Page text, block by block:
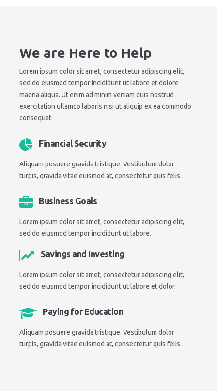
We are Here to Help
Lorem ipsum dolor sit amet, consectetur adipiscing elit,
sed do eiusmod tempor incididunt ut labore et dolore
magna aliqua. Ut enim ad minim veniam quis nostrud
exercitation ullamco laboris nisi ut aliquip ex ea commodo
consequat.
Financial Security
Aliquam posuere gravida tristique. Vestibulum dolor
turpis, gravida vitae euismod at, consectetur quis felis.
Business Goals
Lorem ipsum dolor sit amet, consectetur adipiscing elit,
sed do eiusmod tempor incididunt ut labore.
Savings and Investing
Lorem ipsum dolor sit amet, consectetur adipiscing elit,
sed do eiusmod tempor incididunt ut labore et dolor.
Paying for Education
Aliquam posuere gravida tristique. Vestibulum dolor
turpis, gravida vitae euismod at, consectetur quis felis.